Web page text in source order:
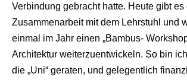
Verbindung gebracht hatte. Heute gibt
Zusammenarbeit mit dem Lehrstuhl und
einmal im Jahr einen „Bambus-
Architektur weiterzuentwickeln. So bin
die „Uni“ geraten, und gelegentlich